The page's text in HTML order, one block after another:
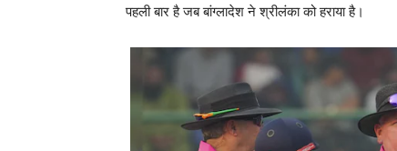
पहली बार है जब बांग्लादेश ने श्रीलंका को हराया है।